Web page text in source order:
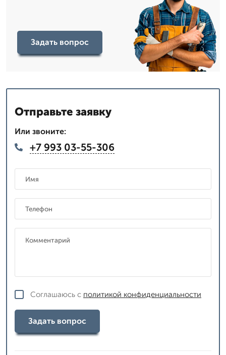
Задать вопрос
Отправьте заявку
Или звоните:
+7 993 03-55-306
Соглашаюсь с политикой конфиденциальности
Задать вопрос